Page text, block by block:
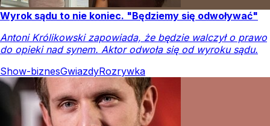
Wyrok sądu to nie koniec. "Będziemy się odwoływać"
Antoni Królikowski zapowiada, że będzie walczył o prawo
do opieki nad synem. Aktor odwoła się od wyroku sądu.
Show-biznesGwiazdyRozrywka